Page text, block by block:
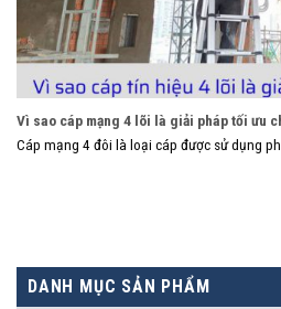
Vì sao cáp mạng 4 lõi là giải pháp tối ưu
Cáp mạng 4 đôi là loại cáp được sử dụng
DANH MỤC SẢN PHẨM